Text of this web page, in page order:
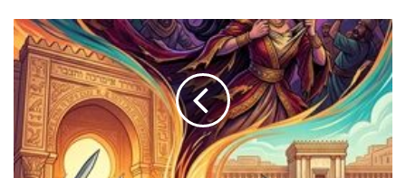
A
surpresa
dos
traidores
Crônicas
23)